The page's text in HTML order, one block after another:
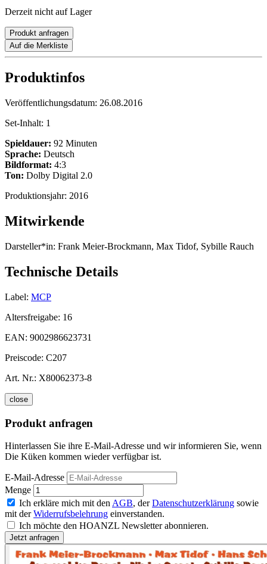
Derzeit nicht auf Lager
Produkt anfragen
Auf die Merkliste
Produktinfos
Veröffentlichungsdatum: 26.08.2016
Set-Inhalt: 1
Spieldauer: 92 Minuten
Sprache: Deutsch
Bildformat: 4:3
Ton: Dolby Digital 2.0
Produktionsjahr: 2016
Mitwirkende
Darsteller*in: Frank Meier-Brockmann, Max Tidof, Sybille Rauch
Technische Details
Label: MCP
Altersfreigabe: 16
EAN: 9002986623731
Preiscode: C207
Art. Nr.: X80062373-8
close
Produkt anfragen
Hinterlassen Sie ihre E-Mail-Adresse und wir informieren Sie, wenn
Die Küken kommen wieder verfügbar ist.
E-Mail-Adresse
Menge
Ich erkläre mich mit den AGB, derDatenschutzerklärung sowie
mit derWiderrufsbelehrung einverstanden.
Ich möchte den HOANZL Newsletter abonnieren.